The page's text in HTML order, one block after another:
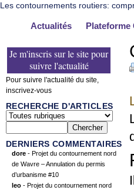
Les contournements routiers:
Actualités Plateforme
Je m'inscris sur le site pour
suivre l'actualité
Pour suivre l'actualité du site,
inscrivez-vous
RECHERCHE D'ARTICLES
DERNIERS COMMENTAIRES
dore - Projet du contournement nord
de Wavre – Annulation du permis
d’urbanisme #10
leo - Projet du contournement nord